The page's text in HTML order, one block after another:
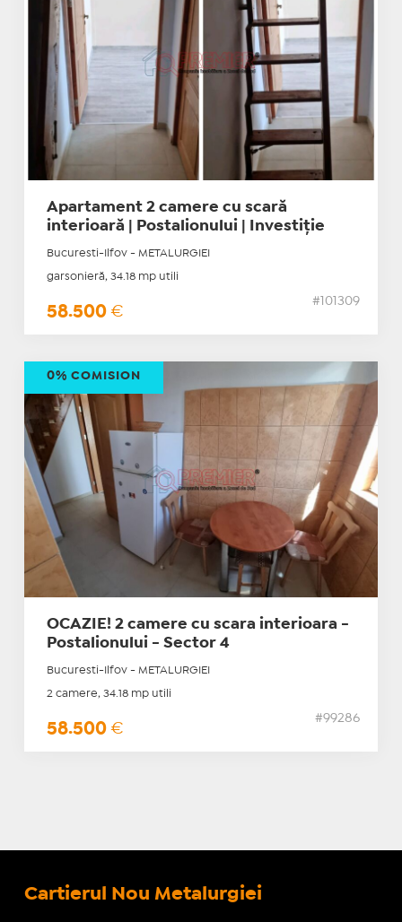
Apartament 2 camere cu scară
interioară | Postalionului | Investiție
Bucuresti-Ilfov - METALURGIEI
garsonieră, 34.18 mp utili
58.500 €
#101309
OCAZIE! 2 camere cu scara interioara -
Postalionului - Sector 4
Bucuresti-Ilfov - METALURGIEI
2 camere, 34.18 mp utili
58.500 €
#99286
0% COMISION
Cartierul Nou Metalurgiei